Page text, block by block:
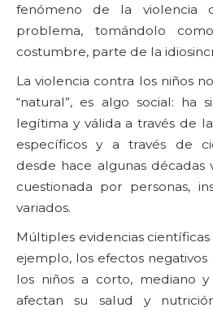
fenómeno de la violencia
problema, tomándolo
costumbre, parte de la
La violencia contra los niños
“natural”, es algo social: ha
legítima y válida a través de
específicos y a través de
desde hace algunas décadas
cuestionada por personas,
variados.
Múltiples evidencias
ejemplo, los efectos
los niños a corto, mediano
afectan su salud y